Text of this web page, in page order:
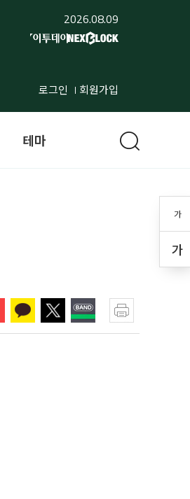
2026.08.09
로그인 회원가입
가
가
테마